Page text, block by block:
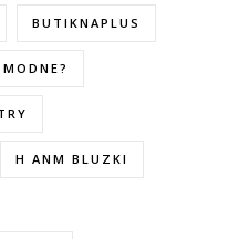
BUTIKNAPLUS
H ANM BLUZKI